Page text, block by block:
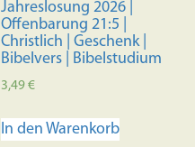
Jahreslosung 2026 |
Offenbarung 21:5 |
Christlich | Geschenk |
Bibelvers | Bibelstudium
3,49€
In den Warenkorb